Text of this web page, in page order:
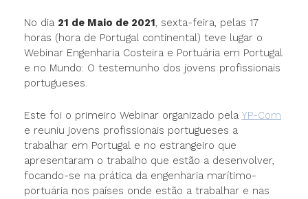
No dia 21 de Maio de 2021, sexta-feira, pelas 17
horas (hora de Portugal continental) teve lugar o
Webinar Engenharia Costeira e Portuária em Portugal
e no Mundo: O testemunho dos jovens profissionais
portugueses.
Este foi o primeiro Webinar organizado pela YP-Com
e reuniu jovens profissionais portugueses a
trabalhar em Portugal e no estrangeiro que
apresentaram o trabalho que estão a desenvolver,
focando-se na prática da engenharia marítimo-
portuária nos países onde estão a trabalhar e nas